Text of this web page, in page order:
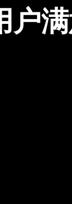
户